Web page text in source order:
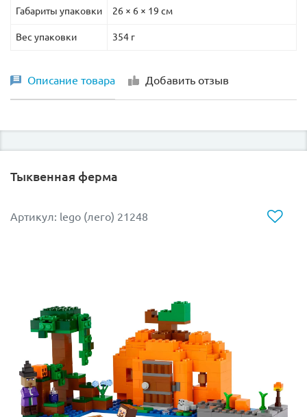
Габариты упаковки 26 × 6 × 19 см
Вес упаковки 354 г
Описание товара Добавить отзыв
Тыквенная ферма
Артикул: lego (лего) 21248